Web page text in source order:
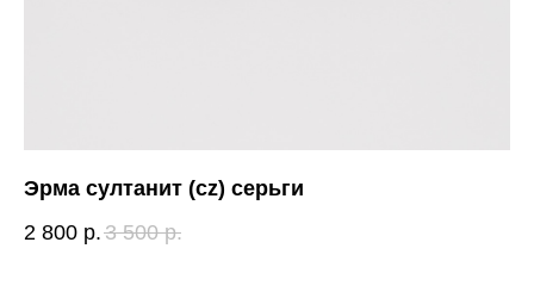
Эрма султанит (cz) серьги
2 800 р. 3 500 р.